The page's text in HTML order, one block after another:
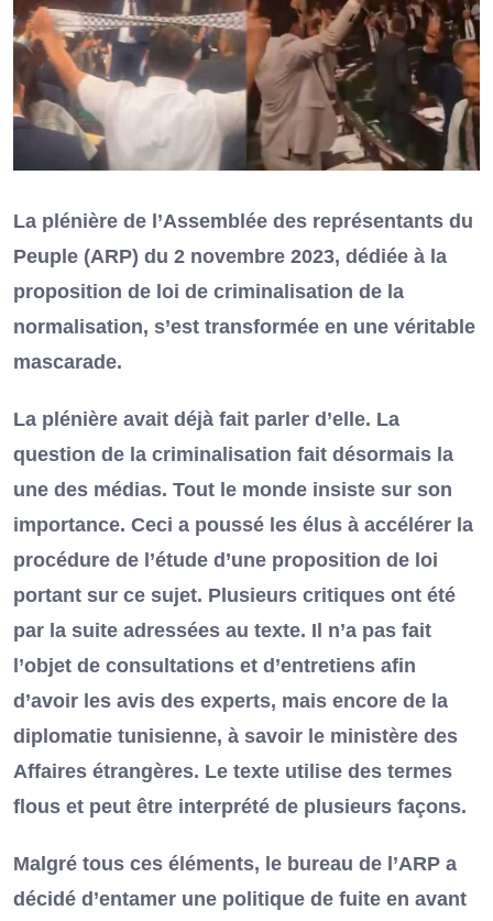
La plénière de l’Assemblée des représentants du
Peuple (ARP) du 2 novembre 2023, dédiée à la
proposition de loi de criminalisation de la
normalisation, s’est transformée en une véritable
mascarade.
La plénière avait déjà fait parler d’elle. La
question de la criminalisation fait désormais la
une des médias. Tout le monde insiste sur son
importance. Ceci a poussé les élus à accélérer la
procédure de l’étude d’une proposition de loi
portant sur ce sujet. Plusieurs critiques ont été
par la suite adressées au texte. Il n’a pas fait
l’objet de consultations et d’entretiens afin
d’avoir les avis des experts, mais encore de la
diplomatie tunisienne, à savoir le ministère des
Affaires étrangères. Le texte utilise des termes
flous et peut être interprété de plusieurs façons.
Malgré tous ces éléments, le bureau de l’ARP a
décidé d’entamer une politique de fuite en avant